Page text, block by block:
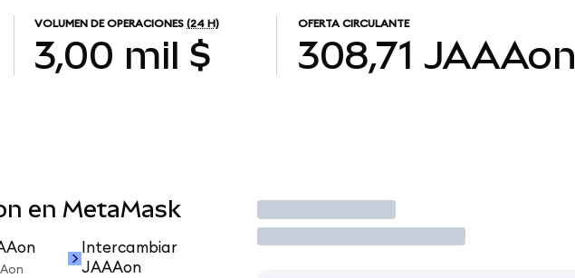
VOLUMEN DE OPERACIONES (24 H)
3,00 mil $
OFERTA CIRCULANTE
308,71 JAAAon
en MetaMask
Intercambiar
JAAAon
Operar